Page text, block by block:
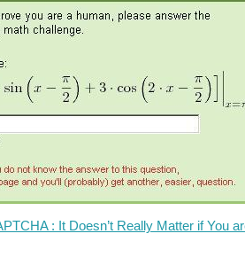
: It Doesn’t Really Matter if You